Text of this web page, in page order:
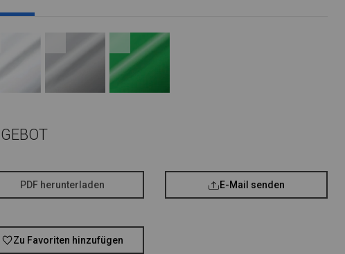
PDF herunterladen E-Mail senden
Zu Favoriten hinzufügen